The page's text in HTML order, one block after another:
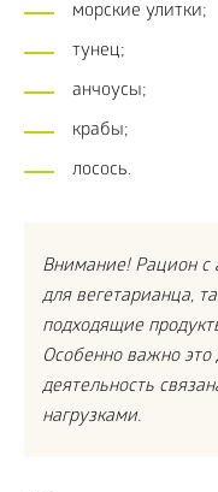
морские улитки;
тунец;
анчоусы;
крабы;
лосось.
Внимание! Рацион с
для вегетарианца,
подходящие
Особенно важно это
деятельность
нагрузками.